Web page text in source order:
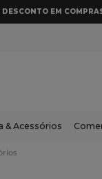
EM
& Acessórios